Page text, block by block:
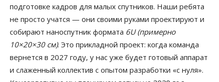
подготовке кадров для малых спутников. Наши ребята
не просто учатся — они своими руками проектируют и
собирают наноспутник формата 6U (примерно
10×20×30 см). Это прикладной проект: когда команда
вернется в 2027 году, у нас уже будет готовый аппарат
и слаженный коллектив с опытом разработки «с нуля».